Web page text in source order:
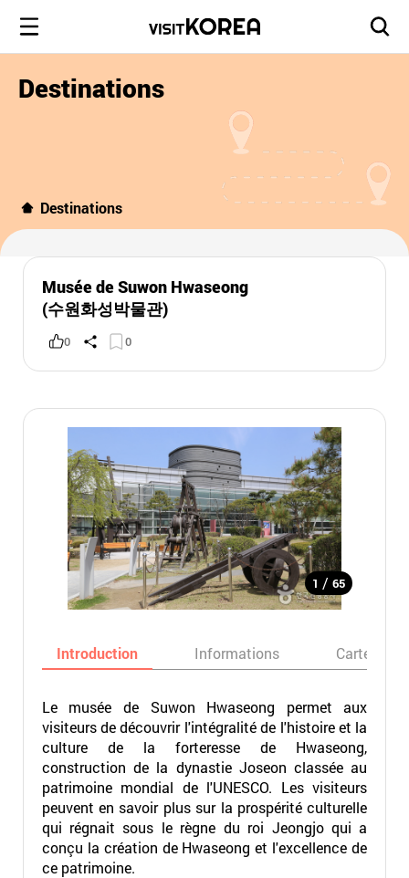
Destinations
Destinations
Musée de Suwon Hwaseong
(수원화성박물관)
0 0
1 / 65
Introduction Informations Carte
Le musée de Suwon Hwaseong permet aux
visiteurs de découvrir l'intégralité de l'histoire et la
culture de la forteresse de Hwaseong,
construction de la dynastie Joseon classée au
patrimoine mondial de l'UNESCO. Les visiteurs
peuvent en savoir plus sur la prospérité culturelle
qui régnait sous le règne du roi Jeongjo qui a
conçu la création de Hwaseong et l'excellence de
ce patrimoine.